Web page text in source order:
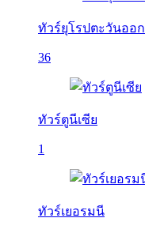
ทัวร์ยุโรปตะวันออก
36
ทัวร์ตูนีเซีย
1
ทัวร์เยอรมนี